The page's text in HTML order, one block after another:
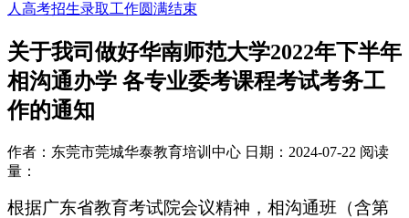
人高考招生录取工作圆满结束
关于我司做好华南师范大学2022年下半年
相沟通办学 各专业委考课程考试考务工
作的通知
作者：东莞市莞城华泰教育培训中心 日期：2024-07-22 阅读
量：
根据广东省教育考试院会议精神，相沟通班（含第